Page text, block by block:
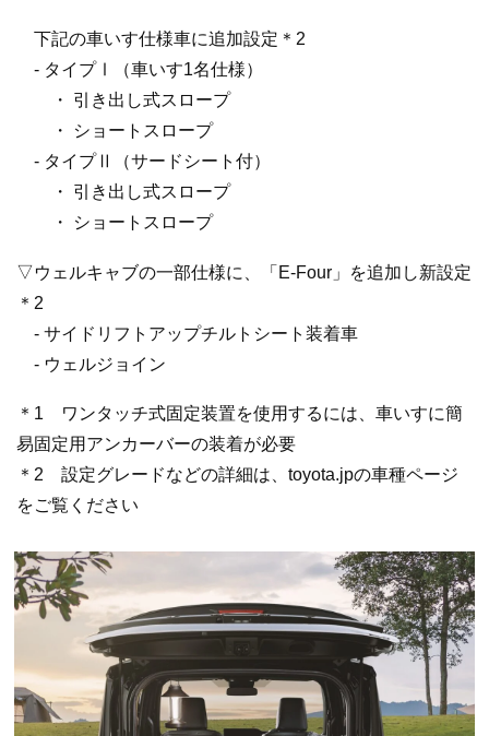
下記の車いす仕様車に追加設定＊2
- タイプⅠ（車いす1名仕様）
・ 引き出し式スロープ
・ ショートスロープ
- タイプⅡ（サードシート付）
・ 引き出し式スロープ
・ ショートスロープ
▽ウェルキャブの一部仕様に、「E-Four」を追加し新設定
＊2
- サイドリフトアップチルトシート装着車
- ウェルジョイン
＊1 ワンタッチ式固定装置を使用するには、車いすに簡
易固定用アンカーバーの装着が必要
＊2 設定グレードなどの詳細は、toyota.jpの車種ページ
をご覧ください